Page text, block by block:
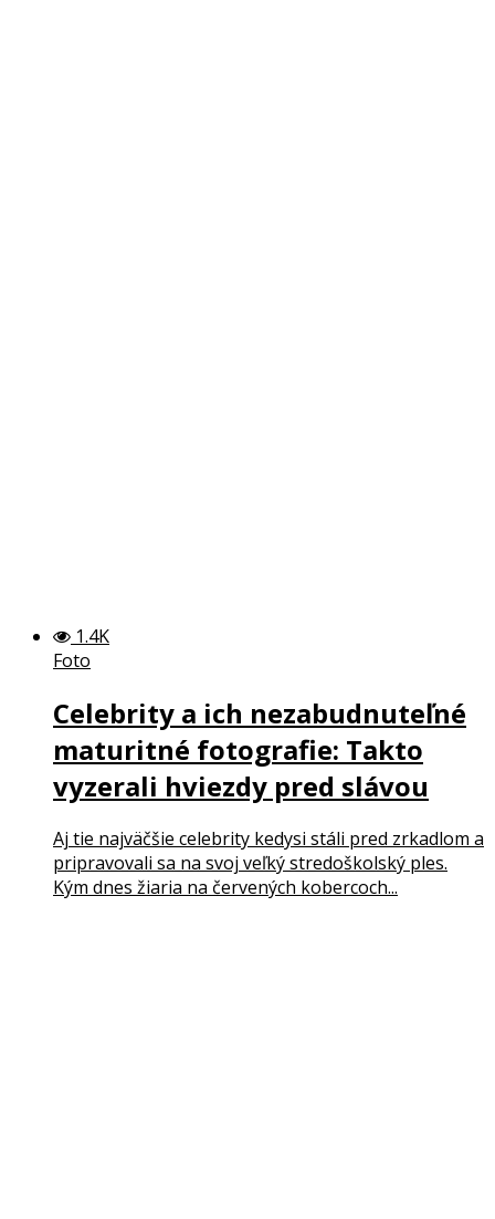
1.4K
Foto
Celebrity a ich nezabudnuteľné
maturitné fotografie: Takto
vyzerali hviezdy pred slávou
Aj tie najväčšie celebrity kedysi stáli pred zrkadlom a
pripravovali sa na svoj veľký stredoškolský ples.
Kým dnes žiaria na červených kobercoch...